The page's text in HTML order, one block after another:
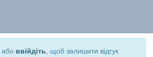
або ввійдіть , щоб залишити відгук